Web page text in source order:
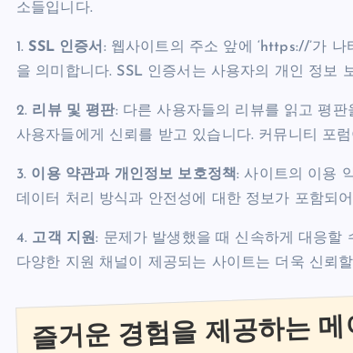
소들입니다.
1.SSL 인증서 : 웹사이트의 주소 앞에 ‘https://’가
을 의미합니다. SSL 인증서는 사용자의 개인 정보
2. 리뷰 및 평판: 다른 사용자들의 리뷰를 읽고 평
사용자들에게 신뢰를 받고 있습니다. 커뮤니티 포
3. 이용 약관과 개인정보 보호정책: 사이트의 이용
데이터 처리 방식과 안전성에 대한 정보가 포함되
4. 고객 지원: 문제가 발생했을 때 신속하게 대응할
다양한 지원 채널이 제공되는 사이트는 더욱 신뢰
즐거운 경험을 제공하는